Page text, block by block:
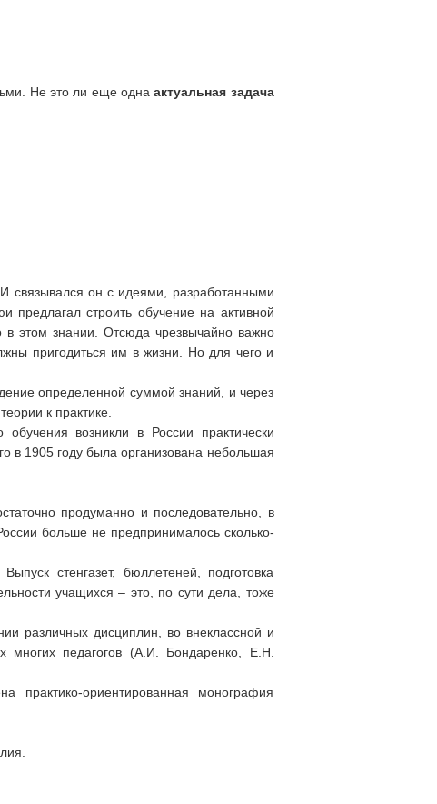
Не это ли еще однаактуальная задача
связывался он с идеями, разработанными
строить обучение на активной
в этом знании. Отсюда чрезвычайно важно
пригодиться им в жизни. Но для чего и
определенной суммой знаний, и че­рез
к практике.
возникли в России практически
в 1905 году была организована небольшая
продуманно и последовательно, в
больше не предпринималось сколько-
стенгазет, бюллетеней, подготовка
учащихся – это, по сути дела, тоже
различных дисциплин, во внеклассной и
многих педагогов (А.И. Бондаренко, Е.Н.
практико-ориентированная монография